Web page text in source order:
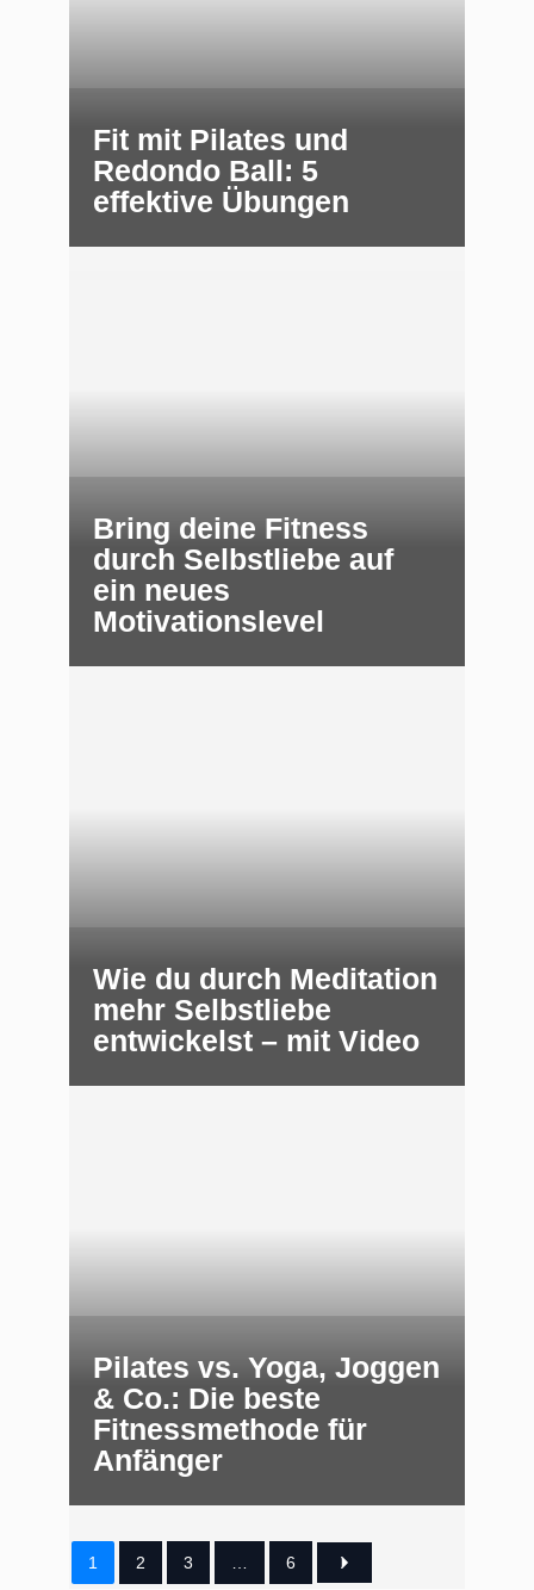
Fit mit Pilates und
Redondo Ball: 5
effektive Übungen
Bring deine Fitness
durch Selbstliebe auf
ein neues
Motivationslevel
Wie du durch Meditation
mehr Selbstliebe
entwickelst – mit Video
Pilates vs. Yoga, Joggen
& Co.: Die beste
Fitnessmethode für
Anfänger
1 2 3 6